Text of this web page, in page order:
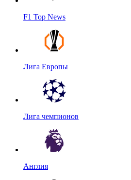
F1 Top News
Лига Европы
Лига чемпионов
Англия